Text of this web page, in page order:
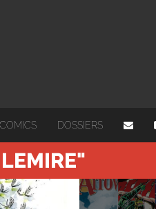
DOSSIERS